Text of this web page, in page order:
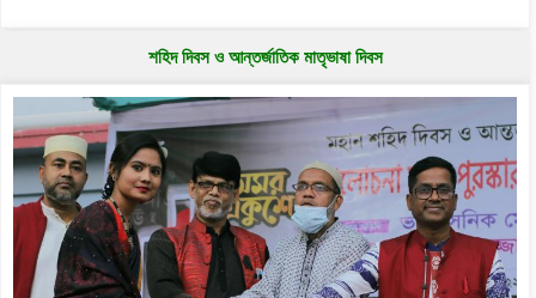
শহিদ দিবস ও আন্তর্জাতিক মাতৃভাষা দিবস